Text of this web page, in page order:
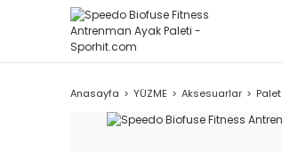
Anasayfa YÜZME Aksesuarlar Palet